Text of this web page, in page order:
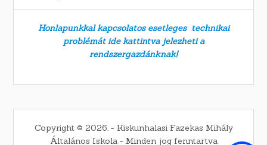
Honlapunkkal kapcsolatos esetleges technikai
problémát ide kattintva jelezheti a
rendszergazdánknak!
Copyright © 2026. − Kiskunhalasi Fazekas Mihály
Általános Iskola − Minden jog fenntartva